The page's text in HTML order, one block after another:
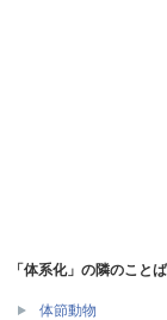
「体系化」の隣のことば
体節動物